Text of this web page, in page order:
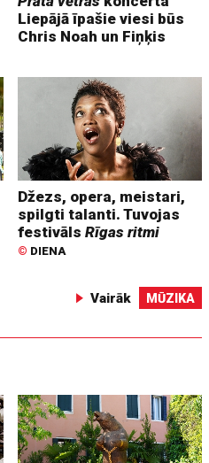
Liepājā īpašie viesi būs
Chris Noah un Fiņķis
Džezs, opera, meistari,
spilgti talanti. Tuvojas
festivālsRīgas ritmi
© DIENA
Vairāk MŪZIKA